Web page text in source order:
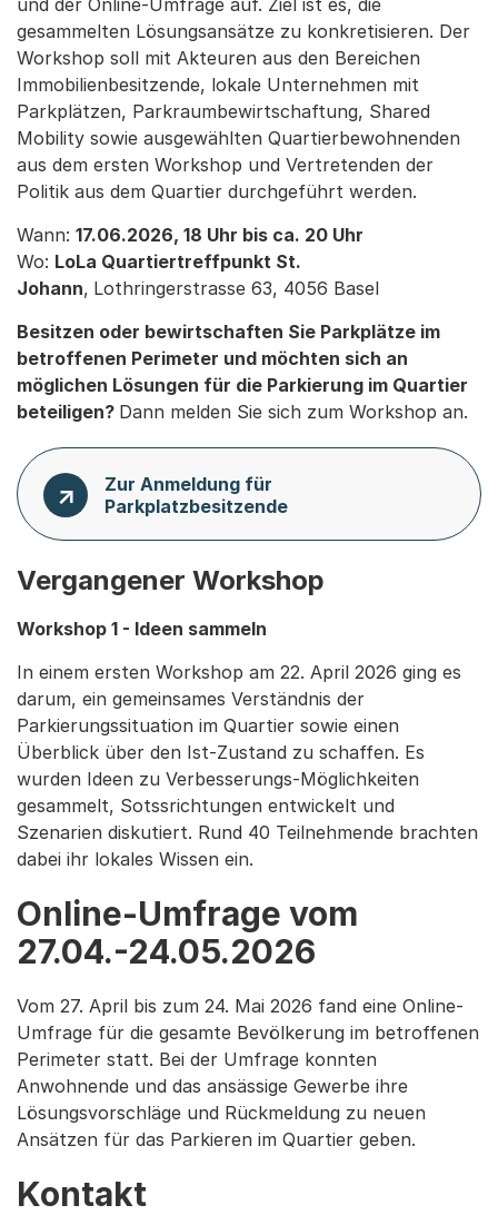
und der Online-Umfrage auf. Ziel ist es, die
gesammelten Lösungsansätze zu konkretisieren. Der
Workshop soll mit Akteuren aus den Bereichen
Immobilienbesitzende, lokale Unternehmen mit
Parkplätzen, Parkraumbewirtschaftung, Shared
Mobility sowie ausgewählten Quartierbewohnenden
aus dem ersten Workshop und Vertretenden der
Politik aus dem Quartier durchgeführt werden.
Wann: 17.06.2026, 18 Uhr bis ca. 20 Uhr
Wo: LoLa Quartiertreffpunkt St.
Johann, Lothringerstrasse 63, 4056 Basel
Besitzen oder bewirtschaften Sie Parkplätze im
betroffenen Perimeter und möchten sich an
möglichen Lösungen für die Parkierung im Quartier
beteiligen? Dann melden Sie sich zum Workshop an.
Zur Anmeldung für
Parkplatzbesitzende
Vergangener Workshop
Workshop 1 - Ideen sammeln
In einem ersten Workshop am 22. April 2026 ging es
darum, ein gemeinsames Verständnis der
Parkierungssituation im Quartier sowie einen
Überblick über den Ist-Zustand zu schaffen. Es
wurden Ideen zu Verbesserungs-Möglichkeiten
gesammelt, Sotssrichtungen entwickelt und
Szenarien diskutiert. Rund 40 Teilnehmende brachten
dabei ihr lokales Wissen ein.
Online-Umfrage vom
27.04.-24.05.2026
Vom 27. April bis zum 24. Mai 2026 fand eine Online-
Umfrage für die gesamte Bevölkerung im betroffenen
Perimeter statt. Bei der Umfrage konnten
Anwohnende und das ansässige Gewerbe ihre
Lösungsvorschläge und Rückmeldung zu neuen
Ansätzen für das Parkieren im Quartier geben.
Kontakt